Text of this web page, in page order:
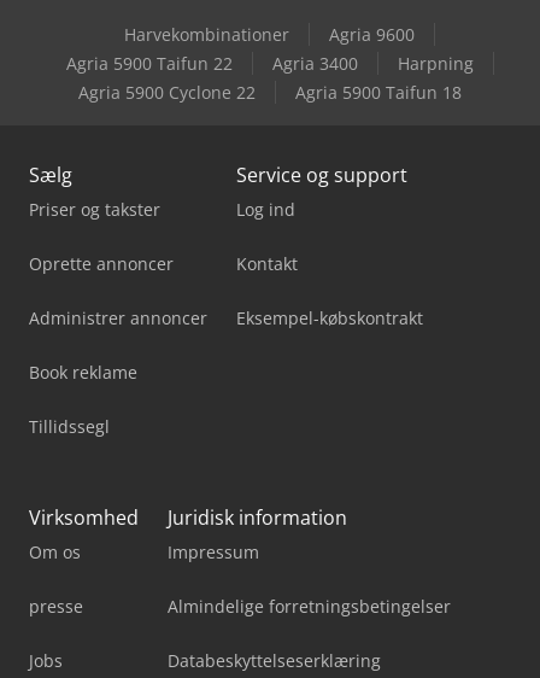
Iveco Stralis As
Iveco Stralis Hiway
Harvekombinationer
Agria 9600
Agria 5900 Taifun 22
Agria 3400
Harpning
Agria 5900 Cyclone 22
Agria 5900 Taifun 18
Sælg
Priser og takster
Oprette annoncer
Administrer annoncer
Book reklame
Tillidssegl
Service og support
Log ind
Kontakt
Eksempel-købskontrakt
Virksomhed
Om os
presse
Jobs
Juridisk information
Impressum
Almindelige forretningsbetingelser
Databeskyttelseserklæring